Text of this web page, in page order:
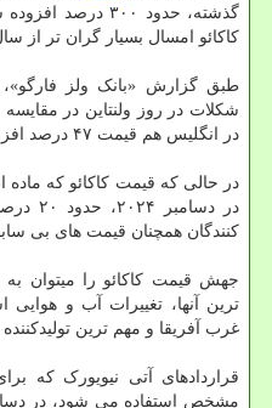
گذشته، حدود ۳۰۰
کاکائو امسال بسیار گران تر از
طبق گزارش «بانک ولز
شکلات در روز ولنتاین در مقایسه
در انگلیس هم قیمت ۴۷ درصد افزوده شد.
در حالی که قیمت کاکائو که
در
کنندگان همچنان قیمت های بی
جهش قیمت کاکائو را میتوان
ترین آنها، تغییرات آب و هوایی
غرب آفریقا و مهم ترین
قراردادهای آتی نیویورک که